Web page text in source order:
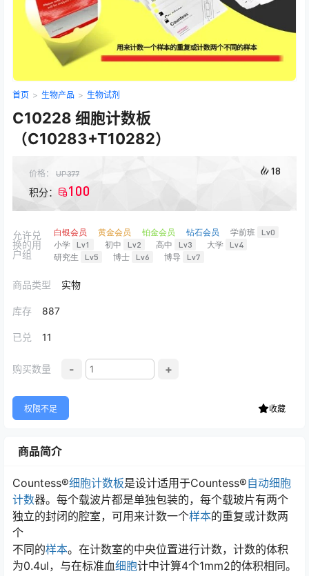
首页 > 生物产品 > 生物试剂
C10228 细胞计数板
（C10283+T10282）
价格： UP377
积分： 100
18
允许兑
换的用
户组
白银会员 黄金会员 铂金会员 钻石会员 学前班
Lv0
小学
Lv1 初中 Lv2 高中 Lv3 大学
Lv4
研究生
Lv5 博士 Lv6 博导 Lv7
商品类型 实物
库存 887
已兑 11
购买数量 - +
权限不足 收藏
商品简介
Countess®细胞计数板是设计适用于Countess®自动细胞
计数器。每个载波片都是单独包装的，每个载玻片有两个
独立的封闭的腔室，可用来计数一个样本的重复或计数两
个
不同的样本。在计数室的中央位置进行计数，计数的体积
为0.4ul，与在标准血细胞计中计算4个1mm2的体积相同。